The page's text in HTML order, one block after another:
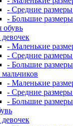
- Средние
- Большие
обувь
- Маленькие
- Средние
- Большие
- Маленькие
- Средние
- Большие